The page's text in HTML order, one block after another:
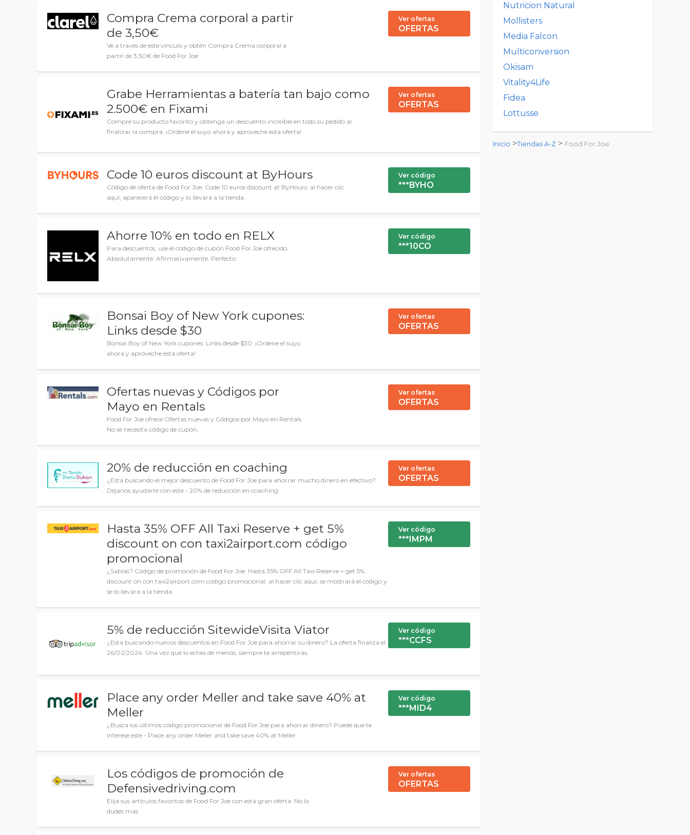
Compra Crema corporal a partir
de 3,50€
Ve a través de este vínculo y obtén Compra Crema corporal a
partir de 3,50€ de Food For Joe
Ver ofertas
OFERTAS
Grabe Herramientas a batería tan bajo como
2.500€ en Fixami
Compre su producto favorito y obtenga un descuento increíble en todo su pedido al
finalizar la compra. ¡Ordene el suyo ahora y aproveche esta oferta!
Ver ofertas
OFERTAS
Code 10 euros discount at ByHours
Código de oferta de Food For Joe: Code 10 euros discount at ByHours: al hacer clic
aquí, aparecerá el código y lo llevará a la tienda.
Ver código
***BYHO
Ahorre 10% en todo en RELX
Para descuentos, use el código de cupón Food For Joe ofrecido.
Absolutamente. Afirmativamente. Perfecto.
Ver código
***10CO
Bonsai Boy of New York cupones:
Links desde $30
Bonsai Boy of New York cupones: Links desde $30. ¡Ordene el suyo
ahora y aproveche esta oferta!
Ver ofertas
OFERTAS
Ofertas nuevas y Códigos por
Mayo en Rentals
Food For Joe ofrece Ofertas nuevas y Códigos por Mayo en Rentals.
No se necesita código de cupón.
Ver ofertas
OFERTAS
20% de reducción en coaching
¿Está buscando el mejor descuento de Food For Joe para ahorrar mucho dinero en efectivo?
Déjanos ayudarte con este - 20% de reducción en coaching
Ver ofertas
OFERTAS
Hasta 35% OFF All Taxi Reserve + get 5%
discount on con taxi2airport.com código
promocional
¿Sabías? Código de promoción de Food For Joe: Hasta 35% OFF All Taxi Reserve + get 5%
discount on con taxi2airport.com código promocional: al hacer clic aquí, se mostrará el código y
se lo llevará a la tienda.
Ver código
***IMPM
5% de reducción SitewideVisita Viator
¿Está buscando nuevos descuentos en Food For Joe para ahorrar su dinero? La oferta finaliza el
26/02/2024. Una vez que lo eches de menos, siempre te arrepentirás.
Ver código
***CCFS
Place any order Meller and take save 40% at
Meller
¿Busca los últimos código promocional de Food For Joe para ahorrar dinero? Puede que te
interese este - Place any order Meller and take save 40% at Meller.
Ver código
***MID4
Los códigos de promoción de
Defensivedriving.com
Elija sus artículos favoritos de Food For Joe con esta gran oferta. No lo
dudes más.
Ver ofertas
OFERTAS
Nutricion Natural
Mollisters
Media Falcon
Multiconversion
Okisam
Vitality4Life
Fidea
Lottusse
Inicio >Tiendas A-Z > Food For Joe